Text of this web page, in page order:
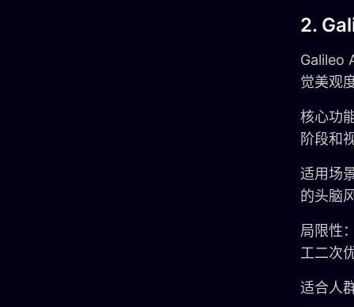
2.
Galileo
觉美观
核心功
阶段和
适用场
的头脑
局限性
工二次
适合人